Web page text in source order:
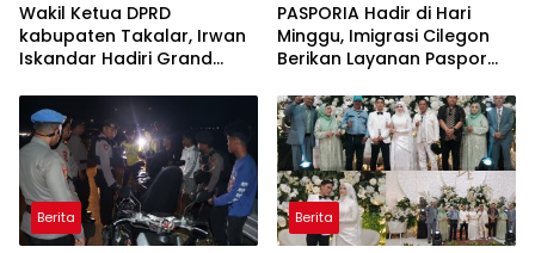
Wakil Ketua DPRD
kabupaten Takalar, Irwan
Iskandar Hadiri Grand
Pertama di Takalar,
Melayani Terapis Gratis
untuk Pasien Dhuafa dan
umum.
PASPORIA Hadir di Hari
Minggu, Imigrasi Cilegon
Berikan Layanan Paspor
Gratis
Berita Berita